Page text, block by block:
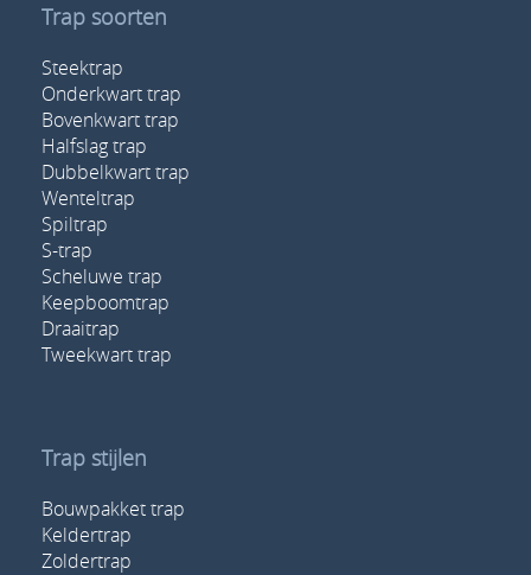
Trap soorten
Steektrap
Onderkwart trap
Bovenkwart trap
Halfslag trap
Dubbelkwart trap
Wenteltrap
Spiltrap
S-trap
Scheluwe trap
Keepboomtrap
Draaitrap
Tweekwart trap
Trap stijlen
Bouwpakket trap
Keldertrap
Zoldertrap